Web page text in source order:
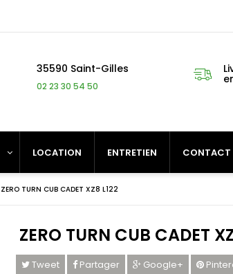
35590 Saint-Gilles
02 23 30 54 50
LOCATION ENTRETIEN CONTACT
ZERO TURN CUB CADET XZ8 L122
ZERO TURN CUB CADET
Tweet Partager Google+